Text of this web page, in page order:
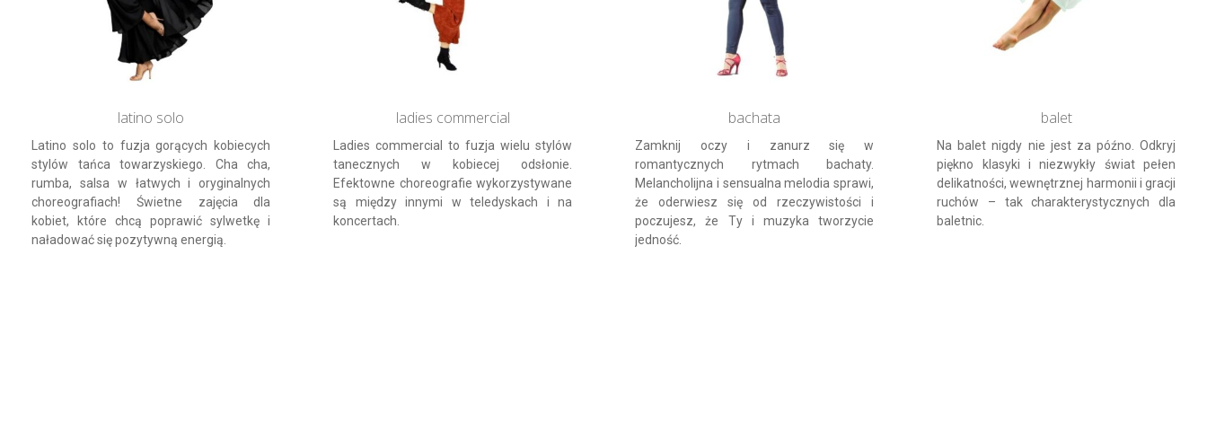
latino solo
Latino solo to fuzja gorących kobiecych
stylów tańca towarzyskiego. Cha cha,
rumba, salsa w łatwych i oryginalnych
choreografiach! Świetne zajęcia dla
kobiet, które chcą poprawić sylwetkę i
naładować się pozytywną energią.
ladies commercial
Ladies commercial to fuzja wielu stylów
tanecznych w kobiecej odsłonie.
Efektowne choreografie wykorzystywane
są między innymi w teledyskach i na
koncertach.
bachata
Zamknij oczy i zanurz się w
romantycznych rytmach bachaty.
Melancholijna i sensualna melodia sprawi,
że oderwiesz się od rzeczywistości i
poczujesz, że Ty i muzyka tworzycie
jedność.
balet
Na balet nigdy nie jest za późno. Odkryj
piękno klasyki i niezwykły świat pełen
delikatności, wewnętrznej harmonii i gracji
ruchów – tak charakterystycznych dla
baletnic.